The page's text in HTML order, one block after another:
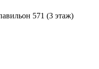
571 (3 этаж)